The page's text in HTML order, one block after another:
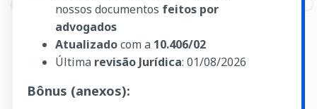
nossos documentos feitos por
advogados
Atualizadocom a 10.406/02
Última revisão Jurídica: 01/08/2026
Bônus (anexos):